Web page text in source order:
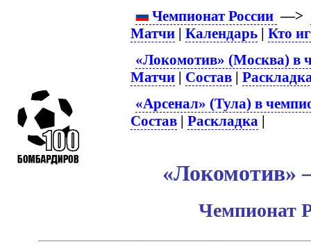
Чемпионат России —>
Матчи |Календарь |Кто
«Локомотив» (Москва) в
Матчи | Состав |
«Арсенал» (Тула) в
Состав |Раскладка |
«Локомотив»
Чемпионат